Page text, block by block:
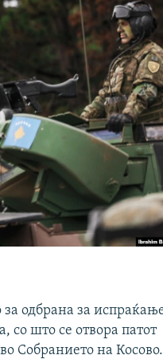
одбрана за
со што се отвора патот
Собранието на Косово.